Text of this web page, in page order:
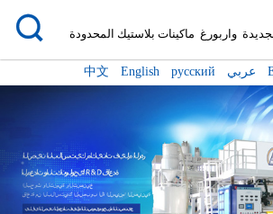

中文 English русский عربي